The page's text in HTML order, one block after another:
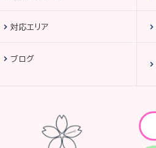
対応エリア
ブログ